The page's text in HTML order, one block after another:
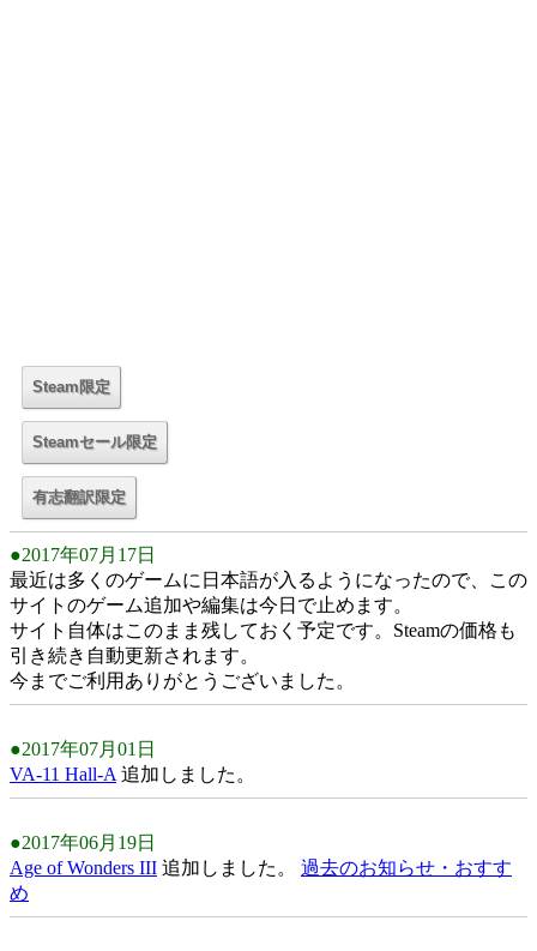
●2017年07月17日
最近は多くのゲームに日本語が入るようになったので、この
サイトのゲーム追加や編集は今日で止めます。
サイト自体はこのまま残しておく予定です。Steamの価格も
引き続き自動更新されます。
今までご利用ありがとうございました。
●2017年07月01日
VA-11 Hall-A 追加しました。
●2017年06月19日
Age of Wonders III 追加しました。 過去のお知らせ・おすす
め